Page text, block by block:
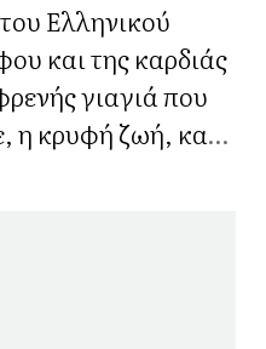
Ελληνικού
και της καρδιάς
η κρυφή ζωή, και η